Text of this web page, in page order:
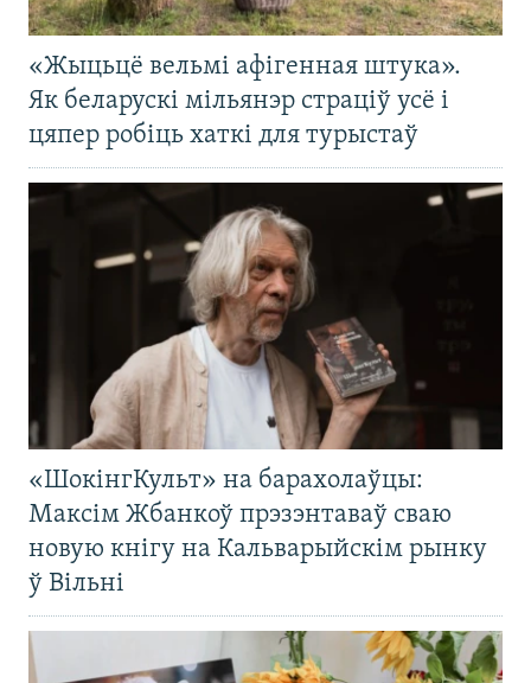
«Жыцьцё вельмі афігенная штука».
Як беларускі мільянэр страціў усё і
цяпер робіць хаткі для турыстаў
«ШокінгКульт» на барахолаўцы:
Максім Жбанкоў прэзэнтаваў сваю
новую кнігу на Кальварыйскім рынку
ў Вільні